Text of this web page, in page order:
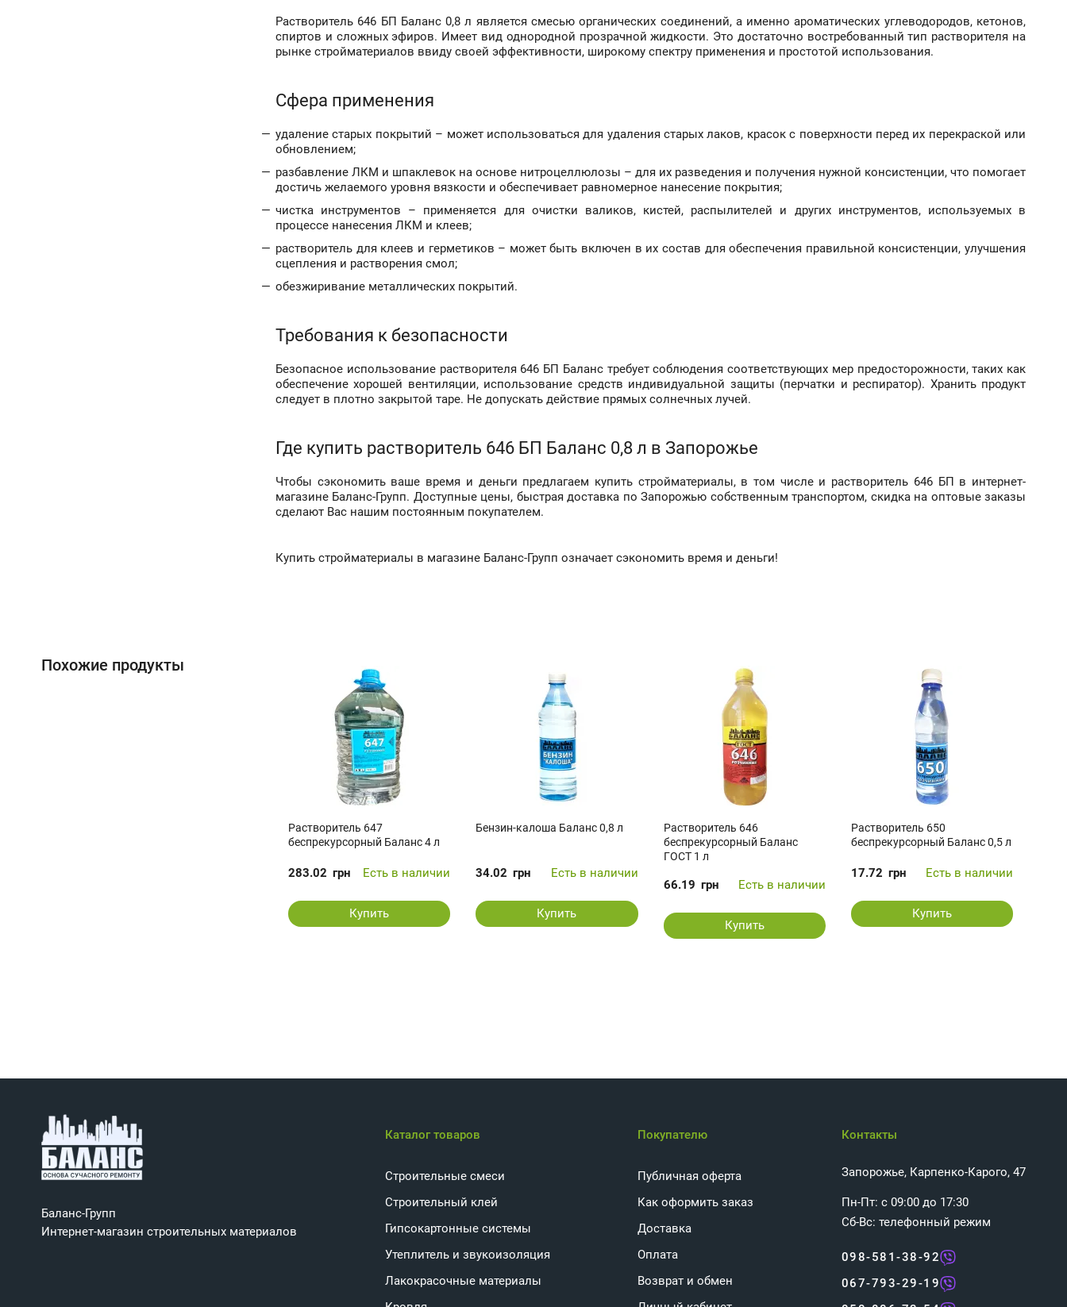
Растворитель 646 БП Баланс 0,8 л является смесью органических соединений, а именно ароматических углеводородов, кетонов,
спиртов и сложных эфиров. Имеет вид однородной прозрачной жидкости. Это достаточно востребованный тип растворителя на
рынке стройматериалов ввиду своей эффективности, широкому спектру применения и простотой использования.
Сфера применения
удаление старых покрытий – может использоваться для удаления старых лаков, красок с поверхности перед их перекраской или
обновлением;
разбавление ЛКМ и шпаклевок на основе нитроцеллюлозы – для их разведения и получения нужной консистенции, что помогает
достичь желаемого уровня вязкости и обеспечивает равномерное нанесение покрытия;
чистка инструментов – применяется для очистки валиков, кистей, распылителей и других инструментов, используемых в
процессе нанесения ЛКМ и клеев;
растворитель для клеев и герметиков – может быть включен в их состав для обеспечения правильной консистенции, улучшения
сцепления и растворения смол;
обезжиривание металлических покрытий.
Требования к безопасности
Безопасное использование растворителя 646 БП Баланс требует соблюдения соответствующих мер предосторожности, таких как
обеспечение хорошей вентиляции, использование средств индивидуальной защиты (перчатки и респиратор). Хранить продукт
следует в плотно закрытой таре. Не допускать действие прямых солнечных лучей.
Где купить растворитель 646 БП Баланс 0,8 л в Запорожье
Чтобы сэкономить ваше время и деньги предлагаем купить стройматериалы, в том числе и растворитель 646 БП в интернет-
магазине Баланс-Групп. Доступные цены, быстрая доставка по Запорожью собственным транспортом, скидка на оптовые заказы
сделают Вас нашим постоянным покупателем.
Купить стройматериалы в магазине Баланс-Групп означает сэкономить время и деньги!
Похожие продукты
Растворитель 647
беспрекурсорный Баланс 4 л
283.02 грн Есть в наличии
Купить
Бензин-калоша Баланс 0,8 л
34.02 грн Есть в наличии
Купить
Растворитель 646
беспрекурсорный Баланс
ГОСТ 1 л
66.19 грн Есть в наличии
Купить
Растворитель 650
беспрекурсорный Баланс 0,5 л
17.72 грн Есть в наличии
Купить
Баланс-Групп
Интернет-магазин строительных материалов
Каталог товаров
Строительные смеси
Строительный клей
Гипсокартонные системы
Утеплитель и звукоизоляция
Лакокрасочные материалы
Покупателю
Публичная оферта
Как оформить заказ
Доставка
Оплата
Возврат и обмен
Контакты
Запорожье, Карпенко-Карого, 47
Пн-Пт: с 09:00 до 17:30
Сб-Вс: телефонный режим
098-581-38-92
067-793-29-19